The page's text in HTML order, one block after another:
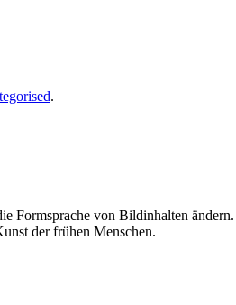
.
Formsprache von Bildinhalten
der frühen Menschen.